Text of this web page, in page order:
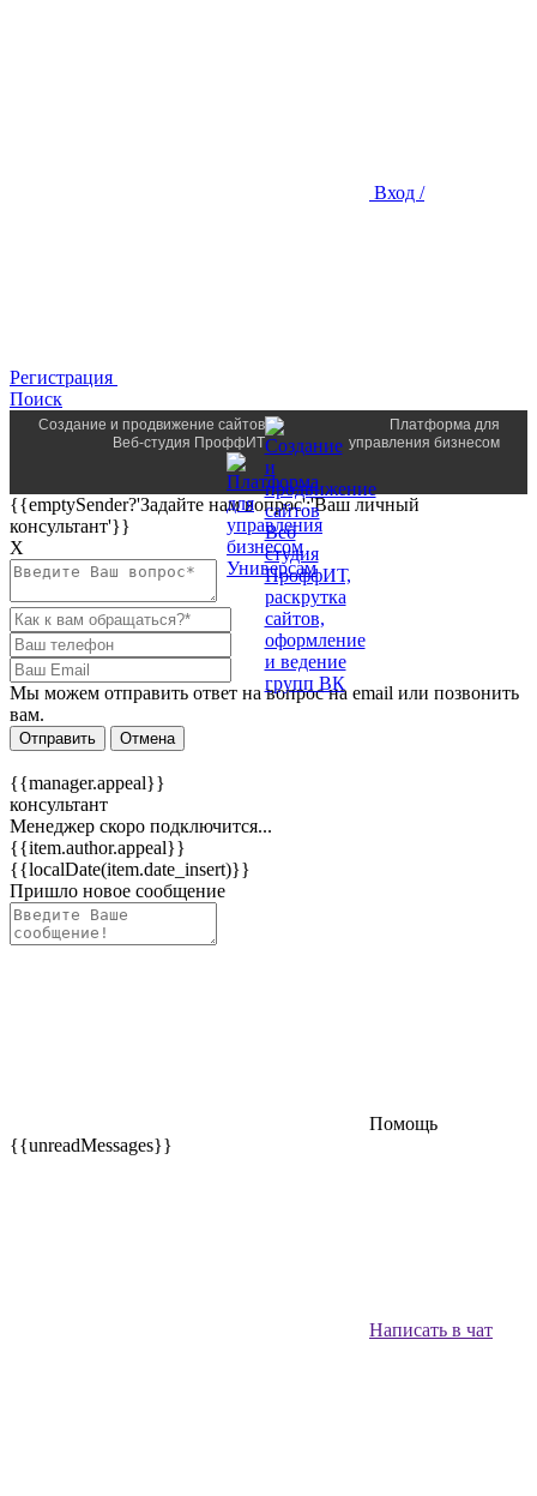
Вход /
Регистрация
Поиск
Создание и продвижение сайтов
Веб-студия ПроффИТ
Платформа для
управления бизнесом
{{emptySender?'Задайте нам вопрос':'Ваш личный
консультант'}}
Х
Мы можем отправить ответ на вопрос на email или позвонить
вам.
Отправить Отмена
{{manager.appeal}}
консультант
Менеджер скоро подключится...
{{item.author.appeal}}
{{localDate(item.date_insert)}}
Пришло новое сообщение
Помощь
{{unreadMessages}}
Написать в чат